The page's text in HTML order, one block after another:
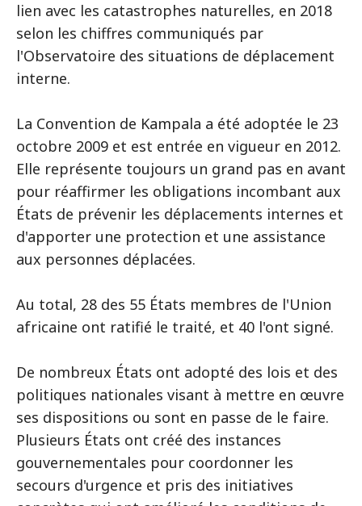
lien avec les catastrophes naturelles, en 2018
selon les chiffres communiqués par
l'Observatoire des situations de déplacement
interne.
La Convention de Kampala a été adoptée le 23
octobre 2009 et est entrée en vigueur en 2012.
Elle représente toujours un grand pas en avant
pour réaffirmer les obligations incombant aux
États de prévenir les déplacements internes et
d'apporter une protection et une assistance
aux personnes déplacées.
Au total, 28 des 55 États membres de l'Union
africaine ont ratifié le traité, et 40 l'ont signé.
De nombreux États ont adopté des lois et des
politiques nationales visant à mettre en œuvre
ses dispositions ou sont en passe de le faire.
Plusieurs États ont créé des instances
gouvernementales pour coordonner les
secours d'urgence et pris des initiatives